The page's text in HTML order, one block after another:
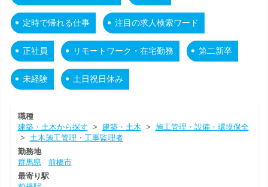
定時で帰れる仕事 注目の求人検索ワード
正社員 リモートワーク・在宅勤務 第二新卒
未経験 土日祝日休み
職種
建築・土木から探す > 建築・土木 > 施工管理・設備・環境保全
> 土木施工管理・工事監理者
勤務地
群馬県
前橋市
最寄り駅